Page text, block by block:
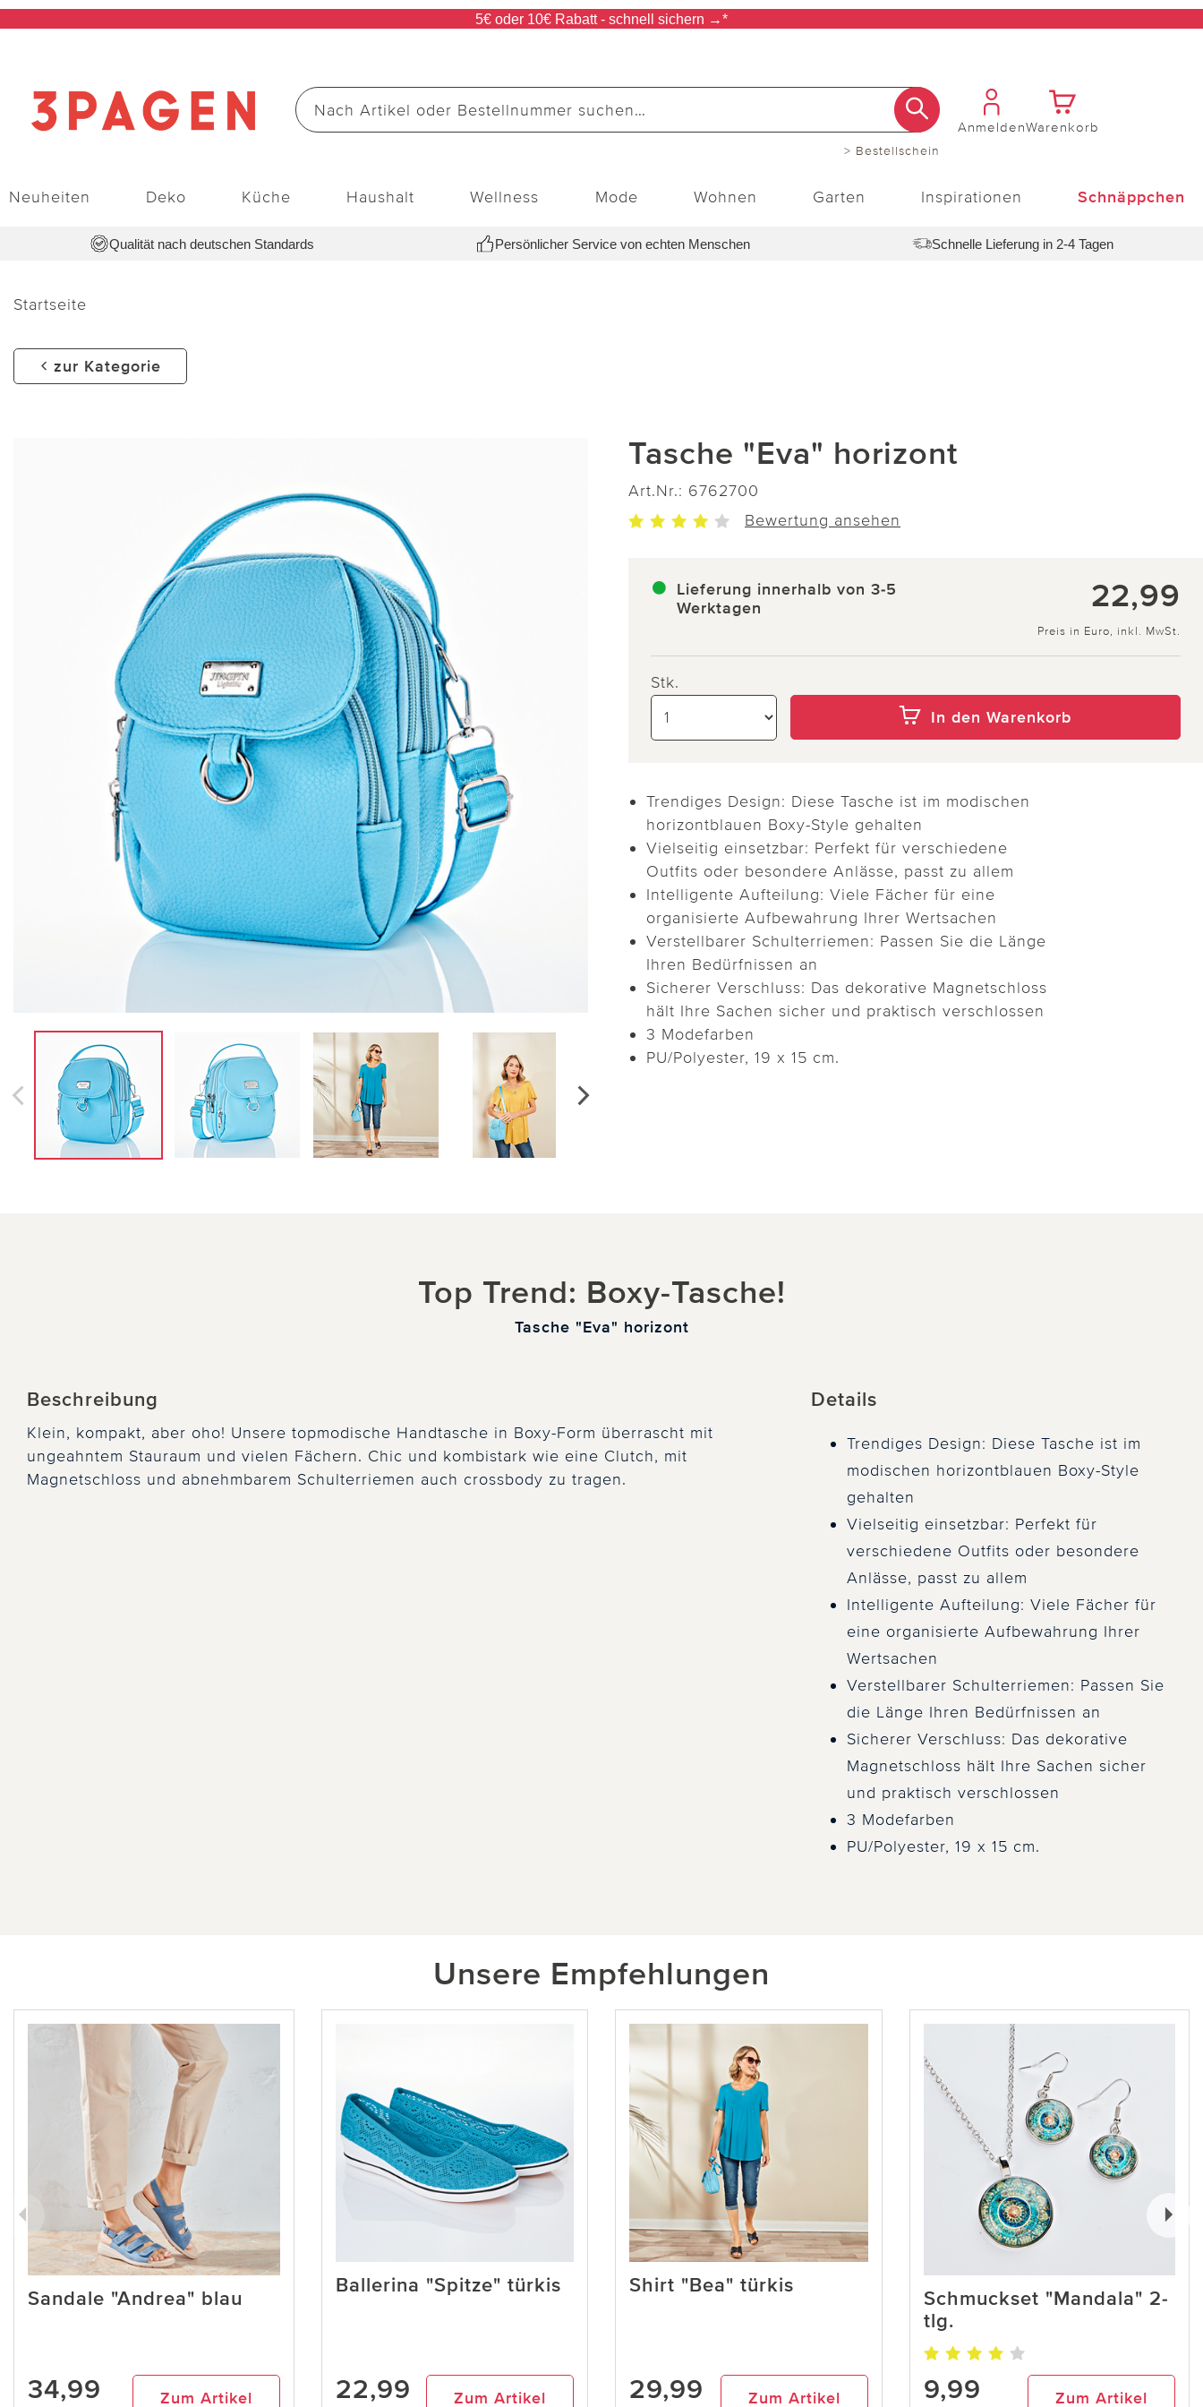
5€ oder 10€ Rabatt - schnell sichern →*
> Bestellschein
AnmeldenWarenkorb
Neuheiten Deko Küche Haushalt Wellness Mode Wohnen Garten Inspirationen Schnäppchen
Qualität nach deutschen Standards Persönlicher Service von echten Menschen Schnelle Lieferung in 2-4 Tagen
Startseite
zur Kategorie
Tasche "Eva" horizont
Art.Nr.: 6762700
Bewertung ansehen
Lieferung innerhalb von 3-5
Werktagen
22,99
Preis in Euro, inkl. MwSt.
Stk.
In den Warenkorb
Trendiges Design: Diese Tasche ist im modischen
horizontblauen Boxy-Style gehalten
Vielseitig einsetzbar: Perfekt für verschiedene
Outfits oder besondere Anlässe, passt zu allem
Intelligente Aufteilung: Viele Fächer für eine
organisierte Aufbewahrung Ihrer Wertsachen
Verstellbarer Schulterriemen: Passen Sie die Länge
Ihren Bedürfnissen an
Sicherer Verschluss: Das dekorative Magnetschloss
hält Ihre Sachen sicher und praktisch verschlossen
3 Modefarben
PU/Polyester, 19 x 15 cm.
Top Trend: Boxy-Tasche!
Tasche "Eva" horizont
Beschreibung
Klein, kompakt, aber oho! Unsere topmodische Handtasche in Boxy-Form überrascht mit
ungeahntem Stauraum und vielen Fächern. Chic und kombistark wie eine Clutch, mit
Magnetschloss und abnehmbarem Schulterriemen auch crossbody zu tragen.
Details
Trendiges Design: Diese Tasche ist im
modischen horizontblauen Boxy-Style
gehalten
Vielseitig einsetzbar: Perfekt für
verschiedene Outfits oder besondere
Anlässe, passt zu allem
Intelligente Aufteilung: Viele Fächer für
eine organisierte Aufbewahrung Ihrer
Wertsachen
Verstellbarer Schulterriemen: Passen Sie
die Länge Ihren Bedürfnissen an
Sicherer Verschluss: Das dekorative
Magnetschloss hält Ihre Sachen sicher
und praktisch verschlossen
3 Modefarben
PU/Polyester, 19 x 15 cm.
Unsere Empfehlungen
Sandale "Andrea" blau
34,99 Zum Artikel
Ballerina "Spitze" türkis
22,99 Zum Artikel
Shirt "Bea" türkis
29,99 Zum Artikel
Schmuckset "Mandala" 2-
tlg.
9,99 Zum Artikel